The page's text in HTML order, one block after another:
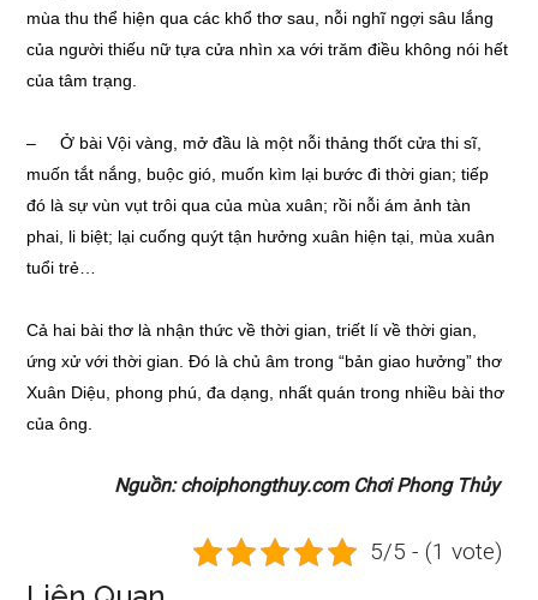
mùa thu thể hiện qua các khổ thơ sau, nỗi nghĩ ngợi sâu lắng
của người thiếu nữ tựa cửa nhìn xa với trăm điều không nói hết
của tâm trạng.
– Ở bài Vội vàng, mở đầu là một nỗi thảng thốt cửa thi sĩ,
muốn tắt nắng, buộc gió, muốn kìm lại bước đi thời gian; tiếp
đó là sự vùn vụt trôi qua của mùa xuân; rồi nỗi ám ảnh tàn
phai, li biệt; lại cuống quýt tận hưởng xuân hiện tại, mùa xuân
tuổi trẻ…
Cả hai bài thơ là nhận thức về thời gian, triết lí về thời gian,
ứng xử với thời gian. Đó là chủ âm trong “bản giao hưởng” thơ
Xuân Diệu, phong phú, đa dạng, nhất quán trong nhiều bài thơ
của ông.
Nguồn: choiphongthuy.com Chơi Phong Thủy
5/5 - (1 vote)